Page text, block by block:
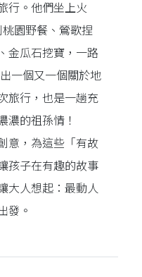
行。他們坐上火
園野餐、鶯歌捏
金瓜石挖寶，一路
一個又一個關於地
旅行，也是一趟充
濃的祖孫情！
意，為這些「有故
孩子在有趣的故事
大人想起：最動人
發。